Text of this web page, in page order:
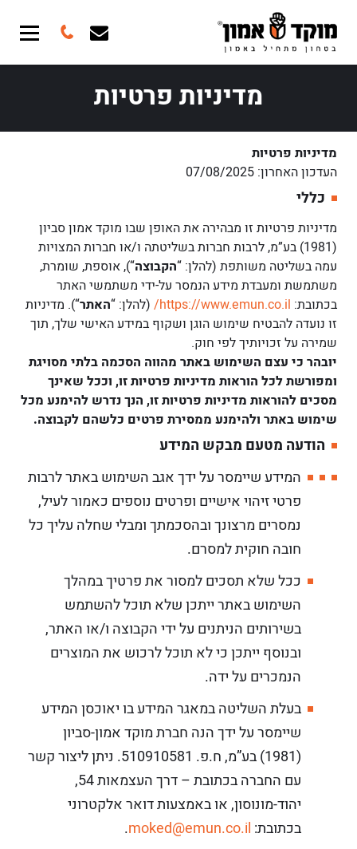
מדיניות פרטיות
מדיניות פרטיות
העדכון האחרון: 07/08/2025
כללי
מדיניות פרטיות זו מבהירה את האופן שבו מוקד אמון סביון
(1981) בע”מ, לרבות חברות בשליטתה ו/או חברות המצויות
עמה בשליטה משותפת (להלן: “הקבוצה“), אוספת, שומרת,
משתמשת ומעבדת מידע הנמסר על-ידי משתמשי האתר
בכתובת: https://www.emun.co.il/ (להלן: “האתר“). מדיניות
זו נועדה להבטיח שימוש הוגן ושקוף במידע האישי שלך, תוך
שמירה על זכויותיך לפי חוק.
יובהר כי עצם השימוש באתר מהווה הסכמה בלתי מסויגת
ומפורשת לכל הוראות מדיניות פרטיות זו, וככל שאינך
מסכים להוראות מדיניות פרטיות זו, הנך נדרש להימנע מכל
שימוש באתר ולהימנע ממסירת פרטים כלשהם לקבוצה.
הודעה מטעם מבקש המידע
המידע שיימסר על ידך אגב השימוש באתר לרבות
פרטי זיהוי אישיים ופרטים נוספים כאמור לעיל,
נמסרים מרצונך ובהסכמתך ומבלי שחלה עליך כל
חובה חוקית למסרם.
ככל שלא תסכים למסור את פרטיך במהלך
השימוש באתר ייתכן שלא תוכל להשתמש
בשירותים הניתנים על ידי הקבוצה ו/או האתר,
ובנוסף ייתכן כי לא תוכל לרכוש את המוצרים
הנמכרים על ידה.
בעלת השליטה במאגר המידע בו יאוכסן המידע
שיימסר על ידך הנה חברת מוקד אמון-סביון
(1981) בע”מ, ח.פ. 510910581. ניתן ליצור קשר
עם החברה בכתובת – דרך העצמאות 54,
יהוד-מונוסון, או באמצעות דואר אלקטרוני
בכתובת: moked@emun.co.il
.